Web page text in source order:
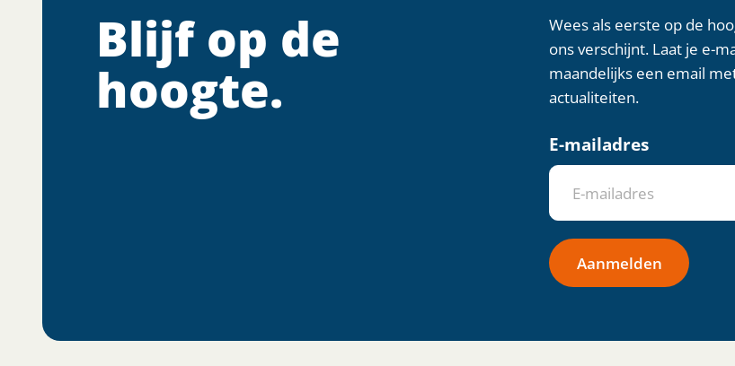
Blijf op de
hoogte.
Wees als eerste op de
ons verschijnt. Laat je e-
maandelijks een email
actualiteiten.
E-mailadres
Aanmelden